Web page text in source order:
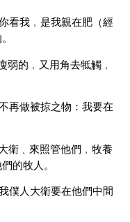
看我﹐是我親在肥（經
弱的﹐又用角去牴觸﹐
再做被掠之物：我要在
衛﹑來照管他們﹐牧養
的牧人。
僕人大衛要在他們中間